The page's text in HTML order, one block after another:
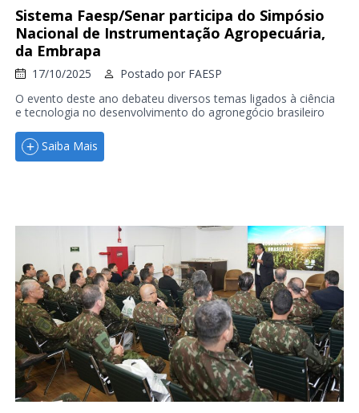
Sistema Faesp/Senar participa do Simpósio
Nacional de Instrumentação Agropecuária,
da Embrapa
17/10/2025 Postado por FAESP
O evento deste ano debateu diversos temas ligados à ciência
e tecnologia no desenvolvimento do agronegócio brasileiro
Saiba Mais